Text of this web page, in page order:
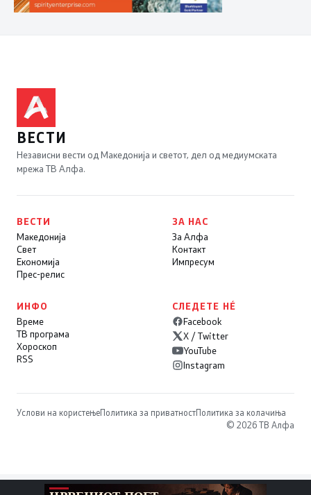
ВЕСТИ
Независни вести од Македонија и светот, дел од медиумската
мрежа ТВ Алфа.
ВЕСТИ
Македонија
Свет
Економија
Прес-релис
ЗА НАС
За Алфа
Контакт
Импресум
ИНФО
Време
ТВ програма
Хороскоп
RSS
СЛЕДЕТЕ НÉ
Facebook
X / Twitter
YouTube
Instagram
Услови на користењеПолитика за приватностПолитика за колачиња
© 2026 ТВ Алфа